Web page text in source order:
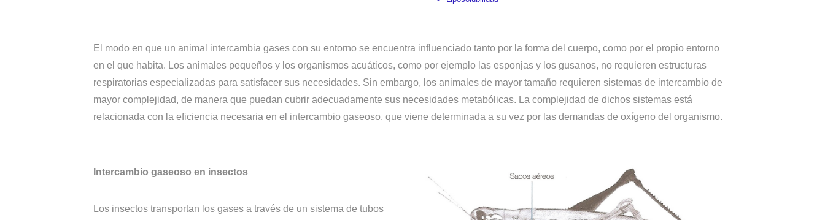
El modo en que un animal intercambia gases con su entorno se encuentra influenciado tanto por la forma del cuerpo, como por el propio entorno
en el que habita. Los animales pequeños y los organismos acuáticos, como por ejemplo las esponjas y los gusanos, no requieren estructuras
respiratorias especializadas para satisfacer sus necesidades. Sin embargo, los animales de mayor tamaño requieren sistemas de intercambio de
mayor complejidad, de manera que puedan cubrir adecuadamente sus necesidades metabólicas. La complejidad de dichos sistemas está
relacionada con la eficiencia necesaria en el intercambio gaseoso, que viene determinada a su vez por las demandas de oxígeno del organismo.
Intercambio gaseoso en insectos
Los insectos transportan los gases a través de un sistema de tubos